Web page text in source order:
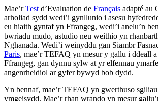
Mae’rTest d’Evaluation de Français adapté au
arholiad sydd wedi’i gynllunio i asesu
eu hiaith gyntaf yn Ffrangeg, wedi’i anelu’n
bwriadu mudo, astudio neu weithio yn
Nghanada. Wedi’i weinyddu gan Siambr
Paris, mae’r TEFAQ yn mesur y gallu i ddeall
Ffrangeg, gan dynnu sylw at yr elfennau
angenrheidiol ar gyfer bywyd bob dydd.
Yn bennaf, mae’r TEFAQ yn gwerthuso
ymgeisydd. Mae’r rhan wrando yn mesur